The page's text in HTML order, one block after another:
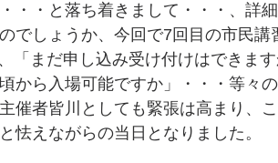
・・と落ち着きまして・・・、詳細
しょうか、今回で7回目の市民講
「まだ申し込み受け付けはできま
から入場可能ですか」・・・等々
催者皆川としても緊張は高まり、
怯えながらの当日となりました。